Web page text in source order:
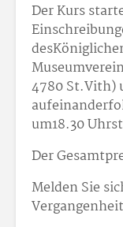
Der Kurs
4780 St.Vith)
um18.30
Der
Melden Sie